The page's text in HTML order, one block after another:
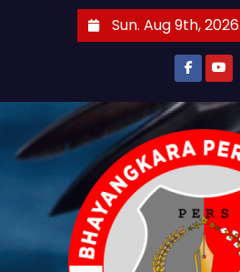
Sun. Aug 9th, 2026